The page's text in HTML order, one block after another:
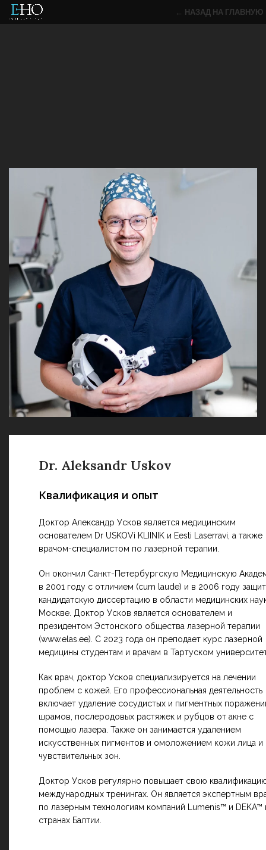
← НАЗАД НА ГЛАВНУЮ
Dr. Aleksandr Uskov
Квалификация и опыт
Доктор Александр Усков является медицинским
основателем Dr USKOVi KLIINIK и Eesti Laserravi, а также
врачом-специалистом по лазерной терапии.
Он окончил Санкт-Петербургскую Медицинскую
в 2001 году с отличием (cum laude) и в 2006 году
кандидатскую диссертацию в области медицинских
Москве. Доктор Усков является основателем и
президентом Эстонского общества лазерной терапии
(www.elas.ee). С 2023 года он преподает курс лазерной
медицины студентам и врачам в Тартуском
Как врач, доктор Усков специализируется на лечении
проблем с кожей. Его профессиональная деятельность
включает удаление сосудистых и пигментных
шрамов, послеродовых растяжек и рубцов от акне с
помощью лазера. Также он занимается удалением
искусственных пигментов и омоложением кожи лица и
чувствительных зон.
Доктор Усков регулярно повышает свою
международных тренингах. Он является экспертным
по лазерным технологиям компаний Lumenis™ и DEKA™
странах Балтии.